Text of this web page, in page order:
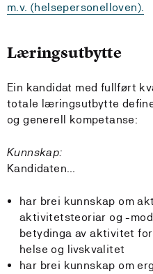
m.v. (helsepersonelloven).
Læringsutbytte
Ein kandidat med fullført
totale læringsutbytte
og generell kompetanse:
Kunnskap:
Kandidaten…
har brei kunnskap om
aktivitetsteoriar og -
betydinga av aktivitet
helse og livskvalitet
har brei kunnskap om